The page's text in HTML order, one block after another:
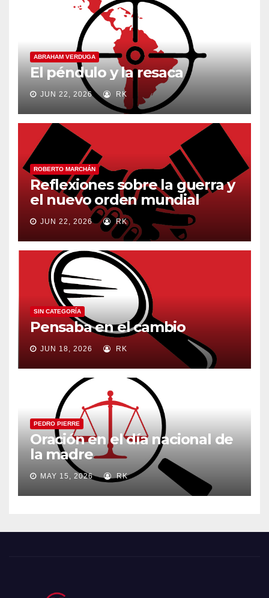
ABRAHAM VERDUGA
El péndulo y la resaca
JUN 22, 2026 RK
ROBERTO MARCHÁN
Reflexiones sobre la guerra y
el nuevo orden mundial
JUN 22, 2026 RK
SIN CATEGORÍA
Pensaba en el cambio
JUN 18, 2026 RK
PEDRO PIERRE
Oración en el día nacional de
la madre
MAY 15, 2026 RK